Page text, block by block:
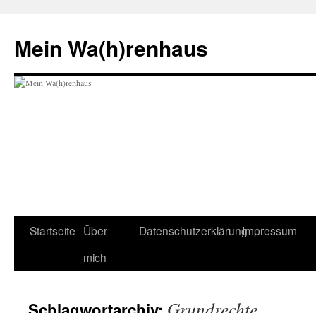
springen
Mein Wa(h)renhaus
Startseite Über
mich
DatenschutzerklärungImpressum